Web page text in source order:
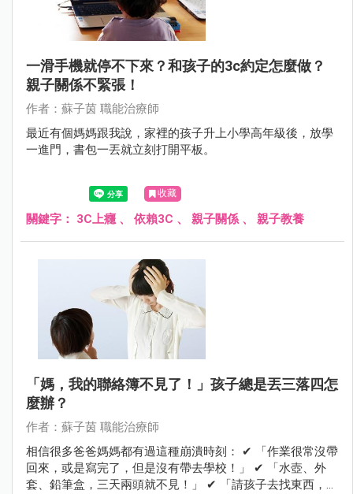
一滑手機就停不下來？和孩子的3c約定怎麼做？
親子關係不緊張！
作者：蘇子茵 職能治療師
最近有個媽媽跟我說，家裡的孩子升上小學高年級後，放學
一進門，書包一丟就立刻打開平板。
收藏
關鍵字： 3C上癮 、 依賴3C 、 親子關係 、 親子教養
「媽，我的聯絡簿不見了！」孩子總是丟三落四怎
麼辦？
作者：蘇子茵 職能治療師
相信很多爸爸媽媽都有過這種崩潰時刻： ✔ 「作業很常沒帶
回來，或是寫完了，但是沒有帶去學校！」 ✔ 「水壺、外
套、鉛筆盒，三天兩頭就不見！」 ✔ 「請孩子去找東西，孩